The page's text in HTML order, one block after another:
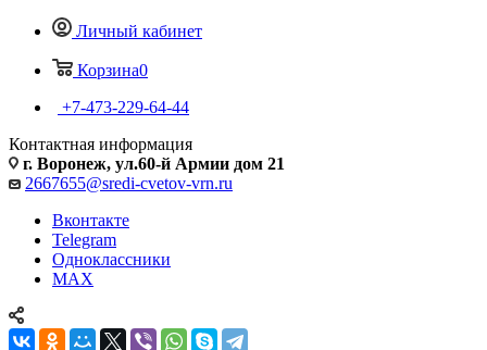
Личный кабинет
Корзина0
+7-473-229-64-44
Контактная информация
г. Воронеж, ул.60-й Армии дом 21
2667655@sredi-cvetov-vrn.ru
Вконтакте
Telegram
Одноклассники
MAX